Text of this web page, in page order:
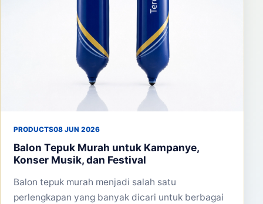
PRODUCTS08 JUN 2026
Balon Tepuk Murah untuk Kampanye,
Konser Musik, dan Festival
Balon tepuk murah menjadi salah satu
perlengkapan yang banyak dicari untuk berbagai